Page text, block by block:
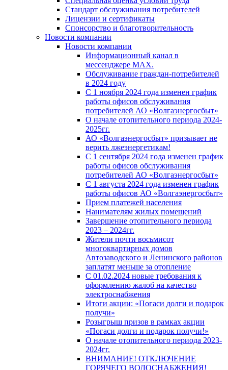
Стандарт обслуживания потребителей
Лицензии и сертификаты
Спонсорство и благотворительность
Новости компании
Новости компании
Информационный канал в
мессенджере MAX.
Обслуживание граждан-потребителей
в 2024 году
С 1 ноября 2024 года изменен график
работы офисов обслуживания
потребителей АО «Волгаэнергосбыт»
О начале отопительного периода 2024-
2025гг.
АО «Волгаэнергосбыт» призывает не
верить лжеэнергетикам!
С 1 сентября 2024 года изменен график
работы офисов обслуживания
потребителей АО «Волгаэнергосбыт»
С 1 августа 2024 года изменен график
работы офисов АО «Волгаэнергосбыт»
Прием платежей населения
Нанимателям жилых помещений
Завершение отопительного периода
2023 – 2024гг.
Жители почти восьмисот
многоквартирных домов
Автозаводского и Ленинского районов
заплатят меньше за отопление
С 01.02.2024 новые требования к
оформлению жалоб на качество
электроснабжения
Итоги акции: «Погаси долги и подарок
получи»
Розыгрыш призов в рамках акции
«Погаси долги и подарок получи!»
О начале отопительного периода 2023-
2024гг.
ВНИМАНИЕ! ОТКЛЮЧЕНИЕ
ГОРЯЧЕГО ВОДОСНАБЖЕНИЯ!